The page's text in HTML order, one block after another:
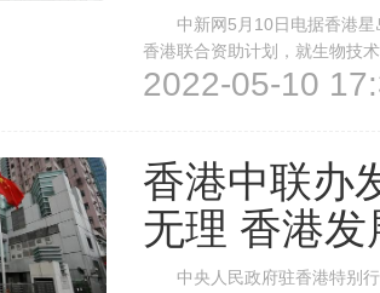
中新网5月10日电据香港星
香港联合资助计划，就生物技
合作的应用研发项目，计划即
2022-05-10
香港中联办
无理 香港
中央人民政府驻香港特别行